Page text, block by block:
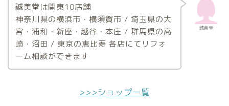
誠美堂
誠美堂は関東10店舗
神奈川県の横浜市・横須賀市 / 埼玉県の大
宮・浦和・新座・越谷・本庄 / 群馬県の高
崎・沼田 / 東京の恵比寿 各店にてリフォ
ーム相談ができます
>>>ショップ一覧